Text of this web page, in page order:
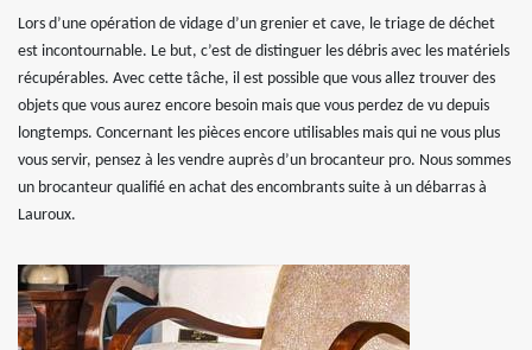
Lors d’une opération de vidage d’un grenier et cave, le triage de déchet
est incontournable. Le but, c’est de distinguer les débris avec les matériels
récupérables. Avec cette tâche, il est possible que vous allez trouver des
objets que vous aurez encore besoin mais que vous perdez de vu depuis
longtemps. Concernant les pièces encore utilisables mais qui ne vous plus
vous servir, pensez à les vendre auprès d’un brocanteur pro. Nous sommes
un brocanteur qualifié en achat des encombrants suite à un débarras à
Lauroux.